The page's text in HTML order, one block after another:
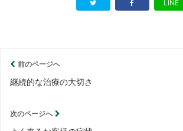
LINE
前のページへ
継続的な治療の大切さ
次のページへ